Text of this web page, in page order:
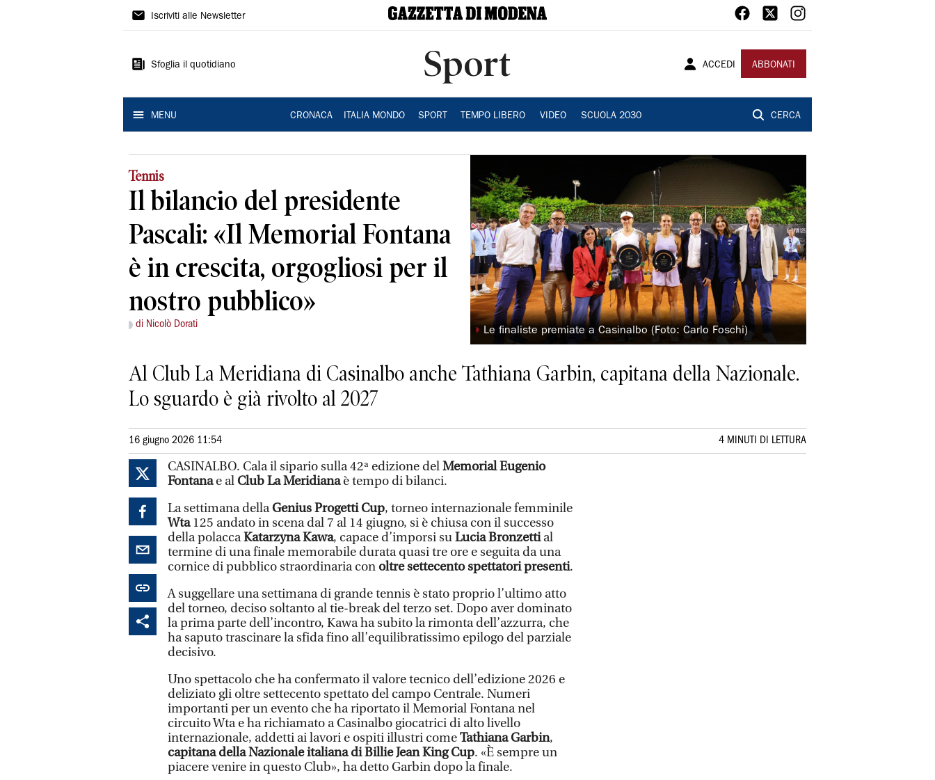
Gazzetta
Modena
Iscriviti alle Newsletter
Sfoglia il quotidiano Sport ACCEDI ABBONATI
MENU CRONACA ITALIA MONDO SPORT TEMPO LIBERO VIDEO SCUOLA 2030 CERCA
Tennis
Il bilancio del presidente
Pascali: «Il Memorial Fontana
è in crescita, orgogliosi per il
nostro pubblico»
di Nicolò Dorati
◗ Le finaliste premiate a Casinalbo (Foto: Carlo Foschi)
Al Club La Meridiana di Casinalbo anche Tathiana Garbin, capitana della Nazionale.
Lo sguardo è già rivolto al 2027
16 giugno 2026 11:54 4 MINUTI DI LETTURA
CASINALBO. Cala il sipario sulla 42ª edizione delMemorial Eugenio
Fontanae al Club La Meridianaè tempo di bilanci.
La settimana dellaGenius Progetti Cup, torneo internazionale femminile
Wta 125 andato in scena dal 7 al 14 giugno, si è chiusa con il successo
della polaccaKatarzyna Kawa, capace d’imporsi suLucia Bronzettial
termine di una finale memorabile durata quasi tre ore e seguita da una
cornice di pubblico straordinaria con oltre settecento spettatori presenti.
A suggellare una settimana di grande tennis è stato proprio l’ultimo atto
del torneo, deciso soltanto al tie-break del terzo set. Dopo aver dominato
la prima parte dell’incontro, Kawa ha subito la rimonta dell’azzurra, che
ha saputo trascinare la sfida fino all’equilibratissimo epilogo del parziale
decisivo.
Uno spettacolo che ha confermato il valore tecnico dell’edizione 2026 e
deliziato gli oltre settecento spettato del campo Centrale. Numeri
importanti per un evento che ha riportato il Memorial Fontana nel
circuito Wta e ha richiamato a Casinalbo giocatrici di alto livello
internazionale, addetti ai lavori e ospiti illustri comeTathiana Garbin,
capitana della Nazionale italiana di Billie Jean King Cup. «È sempre un
piacere venire in questo Club», ha detto Garbin dopo la finale.